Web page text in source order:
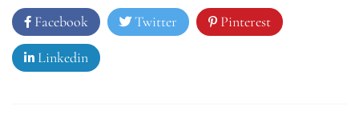
Facebook Twitter Pinterest
Linkedin